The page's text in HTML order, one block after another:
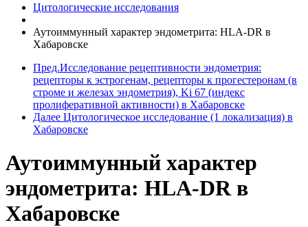
Цитологические исследования
Аутоиммунный характер эндометрита: HLA-DR в
Хабаровске
Пред.Исследование рецептивности эндометрия:
рецепторы к эстрогенам, рецепторы к прогестеронам (в
строме и железах эндометрия), Ki 67 (индекс
пролиферативной активности) в Хабаровске
Далее Цитологическое исследование (1 локализация) в
Хабаровске
Аутоиммунный характер
эндометрита: HLA-DR в
Хабаровске